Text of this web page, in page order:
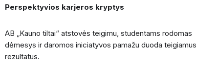
Perspektyvios karjeros kryptys
AB „Kauno tiltai“ atstovės teigimu, studentams rodomas
dėmesys ir daromos iniciatyvos pamažu duoda teigiamus
rezultatus.